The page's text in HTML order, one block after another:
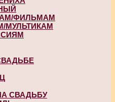
ФИЛЬМАМ
МУЛЬТИКАМ
СВАДЬБУ